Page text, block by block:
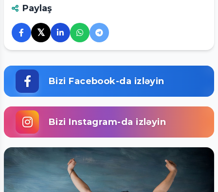
Paylaş
𝕏
Bizi Facebook-da izləyin
Bizi Instagram-da izləyin